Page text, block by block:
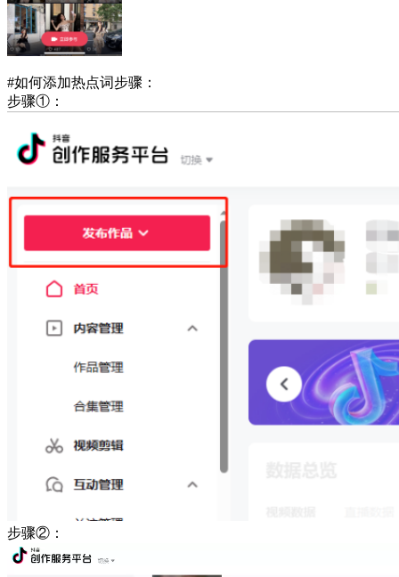
#如何添加热点词步骤：
步骤①：
步骤②：